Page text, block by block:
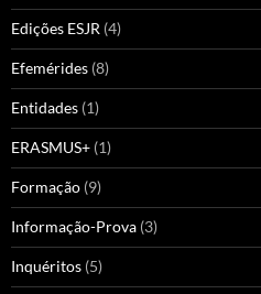
Edições ESJR (4)
Efemérides (8)
Entidades (1)
ERASMUS+ (1)
Formação (9)
Informação-Prova (3)
Inquéritos (5)